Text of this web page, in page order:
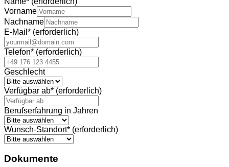
Vorname
Nachname
E-Mail * (erforderlich)
Telefon* (erforderlich)
Geschlecht
Verfügbar ab* (erforderlich)
Berufserfahrung in Jahren
Wunsch-Standort* (erforderlich)
Dokumente